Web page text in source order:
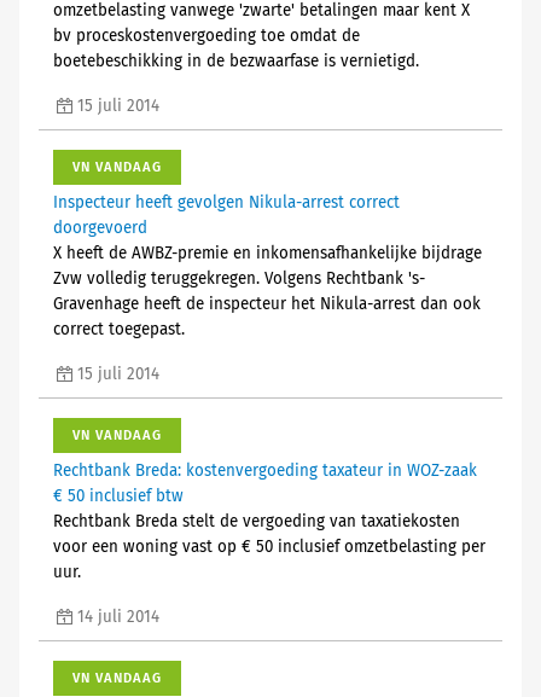
omzetbelasting vanwege 'zwarte' betalingen maar kent X
bv proceskostenvergoeding toe omdat de
boetebeschikking in de bezwaarfase is vernietigd.
15 juli 2014
VN VANDAAG
Inspecteur heeft gevolgen Nikula-arrest correct
doorgevoerd
X heeft de AWBZ-premie en inkomensafhankelijke bijdrage
Zvw volledig teruggekregen. Volgens Rechtbank 's-
Gravenhage heeft de inspecteur het Nikula-arrest dan ook
correct toegepast.
15 juli 2014
VN VANDAAG
Rechtbank Breda: kostenvergoeding taxateur in WOZ-zaak
€ 50 inclusief btw
Rechtbank Breda stelt de vergoeding van taxatiekosten
voor een woning vast op € 50 inclusief omzetbelasting per
uur.
14 juli 2014
VN VANDAAG